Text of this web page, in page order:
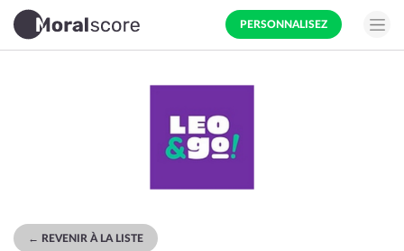
PERSONNALISEZ
← REVENIR À LA LISTE